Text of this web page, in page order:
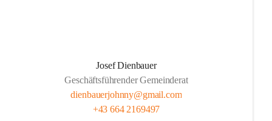
Josef Dienbauer
Geschäftsführender Gemeinderat
dienbauerjohnny@gmail.com
+43 664 2169497